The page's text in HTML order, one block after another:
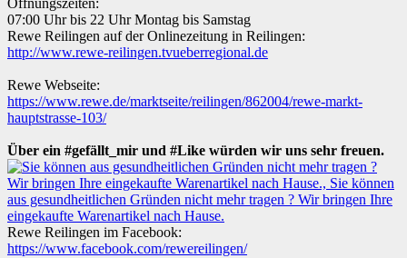
Öffnungszeiten:
07:00 Uhr bis 22 Uhr Montag bis Samstag
Rewe Reilingen auf der Onlinezeitung in Reilingen:
http://www.rewe-reilingen.tvueberregional.de
Rewe Webseite:
https://www.rewe.de/marktseite/reilingen/862004/rewe-markt-
hauptstrasse-103/
Über ein #gefällt_mir und #Like würden wir uns sehr freuen.
Rewe Reilingen im Facebook:
https://www.facebook.com/rewereilingen/